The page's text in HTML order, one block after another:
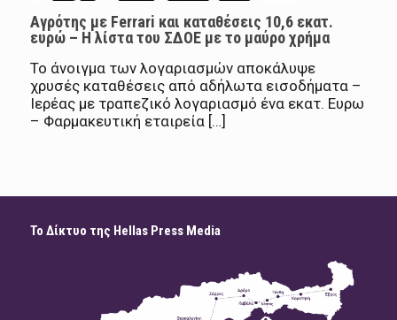
Αγρότης με Ferrari και καταθέσεις 10,6 εκατ.
ευρώ – Η λίστα του ΣΔΟΕ με το μαύρο χρήμα
Το άνοιγμα των λογαριασμών αποκάλυψε
χρυσές καταθέσεις από αδήλωτα εισοδήματα –
Ιερέας με τραπεζικό λογαριασμό ένα εκατ. Ευρω
– Φαρμακευτική εταιρεία […]
Το Δίκτυο της Hellas Press Media